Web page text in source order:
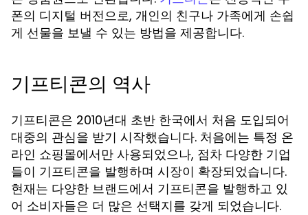
폰의 디지털 버전으로, 개인의 친구나 가족에게 손쉽
게 선물을 보낼 수 있는 방법을 제공합니다.
기프티콘의 역사
기프티콘은 2010년대 초반 한국에서 처음 도입되어
대중의 관심을 받기 시작했습니다. 처음에는 특정 온
라인 쇼핑몰에서만 사용되었으나, 점차 다양한 기업
들이 기프티콘을 발행하며 시장이 확장되었습니다.
현재는 다양한 브랜드에서 기프티콘을 발행하고 있
어 소비자들은 더 많은 선택지를 갖게 되었습니다.